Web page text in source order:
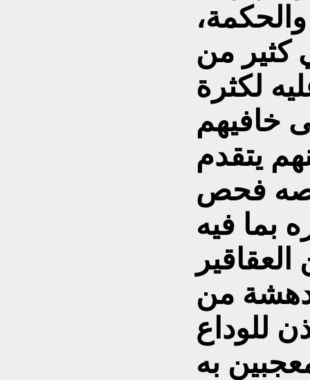
كثير من
لكثرة
خافيهم
يتقدم
فحص
بما فيه
من
للوداع
به